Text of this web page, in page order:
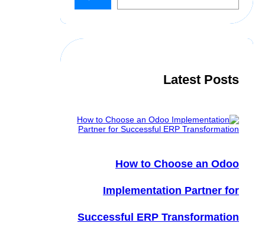
c
Latest Posts
How to Choose an Odoo
Implementation Partner for
Successful ERP Transformation